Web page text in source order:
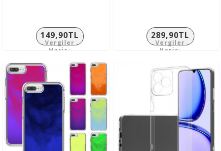
149,90TL
Vergiler
Hariç:
289,90TL
Vergiler
Hariç: